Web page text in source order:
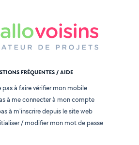
FRÉQUENTES / AIDE
pas à faire vérifier mon mobile
à me connecter à mon compte
à m'inscrire depuis le site web
/ modifier mon mot de passe